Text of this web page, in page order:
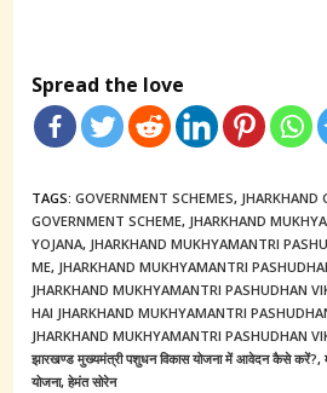
Spread the love
TAGS:GOVERNMENT SCHEMES, JHARKHAND
GOVERNMENT SCHEME, JHARKHAND
YOJANA, JHARKHAND MUKHYAMANTRI
ME, JHARKHAND MUKHYAMANTRI
JHARKHAND MUKHYAMANTRI PASHUDHAN
HAI JHARKHAND MUKHYAMANTRI
JHARKHAND MUKHYAMANTRI PASHUDHAN
झारखण्ड मुख्यमंत्री पशुधन विकास योजना में आवेदन कैसे करें?,
योजना, हेमंत सोरेन